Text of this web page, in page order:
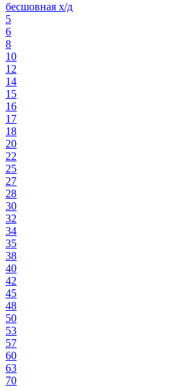
бесшовная х/д
5
6
8
10
12
14
15
16
17
18
20
22
25
27
28
30
32
34
35
38
40
42
45
48
50
53
57
60
63
70